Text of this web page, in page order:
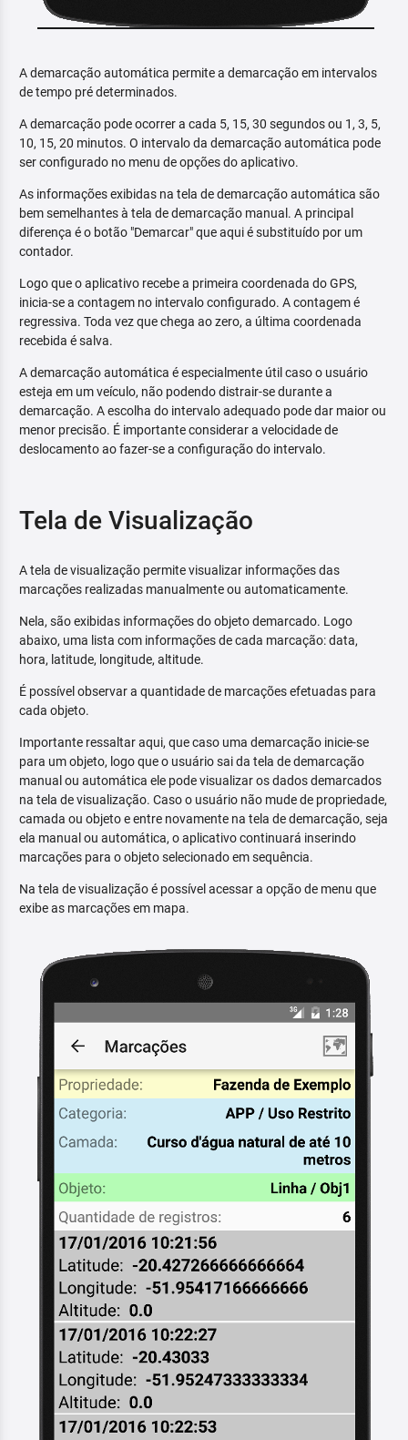
A demarcação automática permite a demarcação em intervalos
de tempo pré determinados.
A demarcação pode ocorrer a cada 5, 15, 30 segundos ou 1, 3, 5,
10, 15, 20 minutos. O intervalo da demarcação automática pode
ser configurado no menu de opções do aplicativo.
As informações exibidas na tela de demarcação automática são
bem semelhantes à tela de demarcação manual. A principal
diferença é o botão "Demarcar" que aqui é substituído por um
contador.
Logo que o aplicativo recebe a primeira coordenada do GPS,
inicia-se a contagem no intervalo configurado. A contagem é
regressiva. Toda vez que chega ao zero, a última coordenada
recebida é salva.
A demarcação automática é especialmente útil caso o usuário
esteja em um veículo, não podendo distrair-se durante a
demarcação. A escolha do intervalo adequado pode dar maior ou
menor precisão. É importante considerar a velocidade de
deslocamento ao fazer-se a configuração do intervalo.
Tela de Visualização
A tela de visualização permite visualizar informações das
marcações realizadas manualmente ou automaticamente.
Nela, são exibidas informações do objeto demarcado. Logo
abaixo, uma lista com informações de cada marcação: data,
hora, latitude, longitude, altitude.
É possível observar a quantidade de marcações efetuadas para
cada objeto.
Importante ressaltar aqui, que caso uma demarcação inicie-se
para um objeto, logo que o usuário sai da tela de demarcação
manual ou automática ele pode visualizar os dados demarcados
na tela de visualização. Caso o usuário não mude de propriedade,
camada ou objeto e entre novamente na tela de demarcação, seja
ela manual ou automática, o aplicativo continuará inserindo
marcações para o objeto selecionado em sequência.
Na tela de visualização é possível acessar a opção de menu que
exibe as marcações em mapa.